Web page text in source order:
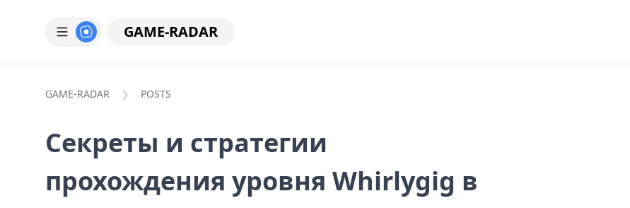
GAME-RADAR
GAME-RADAR POSTS
Секреты и стратегии
прохождения уровня Whirlygig в